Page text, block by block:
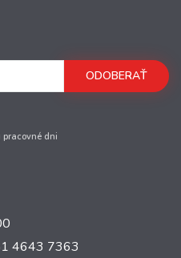
ODOBERAŤ
pracovné dni
4643 7363